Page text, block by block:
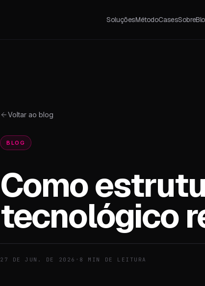
SoluçõesMétodoCasesSobre
Voltar ao blog
BLOG
Como
tecnológico
27 DE JUN. DE 2026 • 8 MIN DE LEITURA